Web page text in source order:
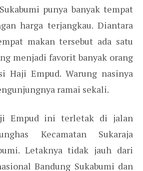
punya banyak tempat
harga terjangkau. Diantara
makan tersebut ada satu
menjadi favorit banyak orang
Haji Empud. Warung nasinya
ramai sekali.
Empud ini terletak di jalan
Kecamatan Sukaraja
Letaknya tidak jauh dari
Bandung Sukabumi dan